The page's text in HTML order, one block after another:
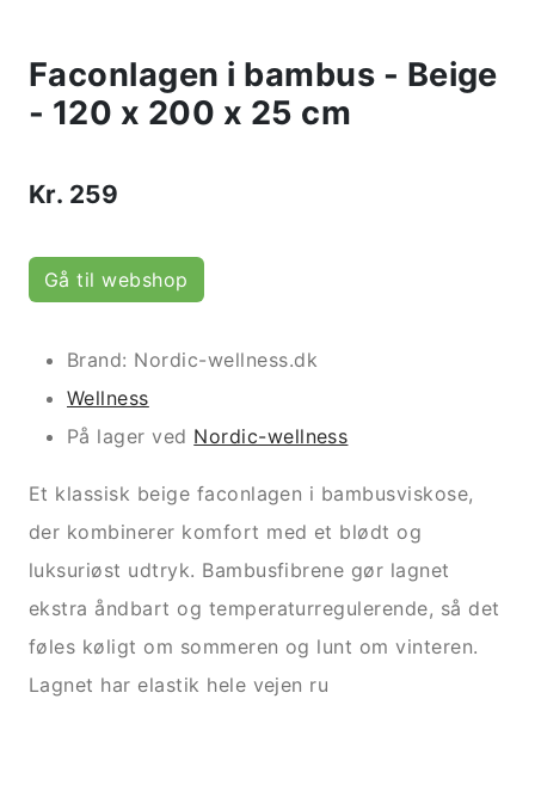
Faconlagen i bambus - Beige
- 120 x 200 x 25 cm
Kr. 259
Gå til webshop
Brand: Nordic-wellness.dk
Wellness
På lager ved Nordic-wellness
Et klassisk beige faconlagen i bambusviskose,
der kombinerer komfort med et blødt og
luksuriøst udtryk. Bambusfibrene gør lagnet
ekstra åndbart og temperaturregulerende, så det
føles køligt om sommeren og lunt om vinteren.
Lagnet har elastik hele vejen ru